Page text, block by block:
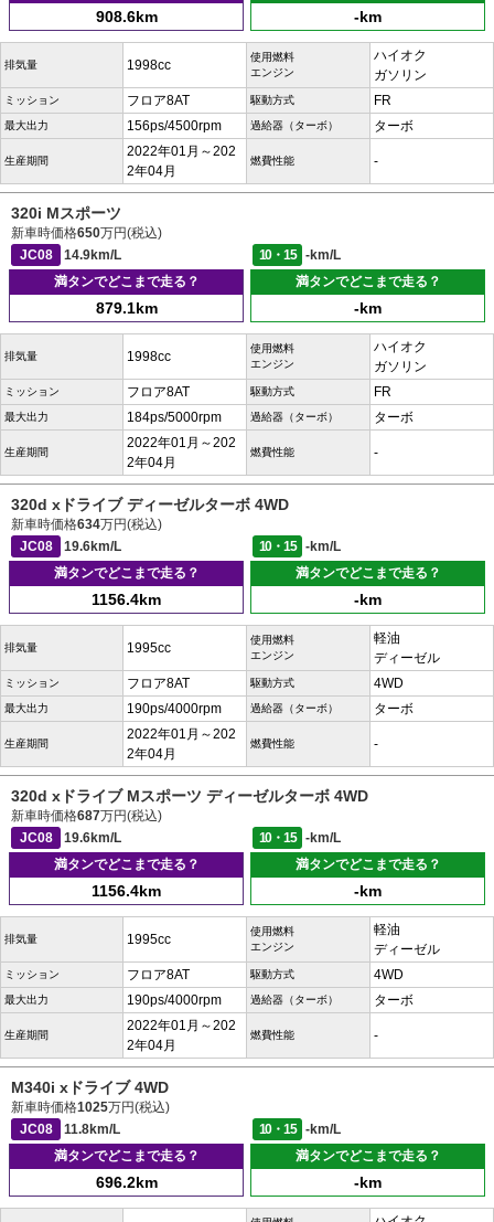
908.6km -km
排気量 1998cc
使用燃料
エンジン
ハイオク
ガソリン
ミッション フロア8AT 駆動方式 FR
最大出力 156ps/4500rpm 過給器（ターボ） ターボ
生産期間
2022年01月～202
2年04月
燃費性能 -
320i Mスポーツ
新車時価格650万円(税込)
JC08
14.9km/L 10・15
-km/L
満タンでどこまで走る？
879.1km
満タンでどこまで走る？
-km
排気量 1998cc
使用燃料
エンジン
ハイオク
ガソリン
ミッション フロア8AT 駆動方式 FR
最大出力 184ps/5000rpm 過給器（ターボ） ターボ
生産期間
2022年01月～202
2年04月
燃費性能 -
320d xドライブ ディーゼルターボ 4WD
新車時価格634万円(税込)
JC08
19.6km/L 10・15
-km/L
満タンでどこまで走る？
1156.4km
満タンでどこまで走る？
-km
排気量 1995cc
使用燃料
エンジン
軽油
ディーゼル
ミッション フロア8AT 駆動方式 4WD
最大出力 190ps/4000rpm 過給器（ターボ） ターボ
生産期間
2022年01月～202
2年04月
燃費性能 -
320d xドライブ Mスポーツ ディーゼルターボ 4WD
新車時価格687万円(税込)
JC08
19.6km/L 10・15
-km/L
満タンでどこまで走る？
1156.4km
満タンでどこまで走る？
-km
排気量 1995cc
使用燃料
エンジン
軽油
ディーゼル
ミッション フロア8AT 駆動方式 4WD
最大出力 190ps/4000rpm 過給器（ターボ） ターボ
生産期間
2022年01月～202
2年04月
燃費性能 -
M340i xドライブ 4WD
新車時価格1025万円(税込)
JC08
11.8km/L 10・15
-km/L
満タンでどこまで走る？
696.2km
満タンでどこまで走る？
-km